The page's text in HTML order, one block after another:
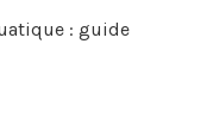
: guide